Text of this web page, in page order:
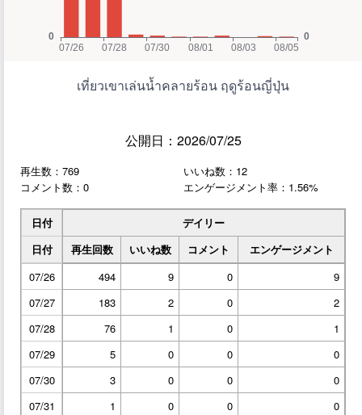
เที่ยวเขาเล่นน้ำคลายร้อน ฤดูร้อนญี่ปุ่น
公開日：2026/07/25
再生数：769
いいね数：12
コメント数：0
エンゲージメント率：1.56%
日付
デイリー
日付
再生回数 いいね数 コメント
エンゲージメント
07/26
494 9 0
9
07/27
183 2 0
2
07/28
76 1 0
1
07/29
5 0 0
0
07/30
3 0 0
0
07/31
1 0 0
0